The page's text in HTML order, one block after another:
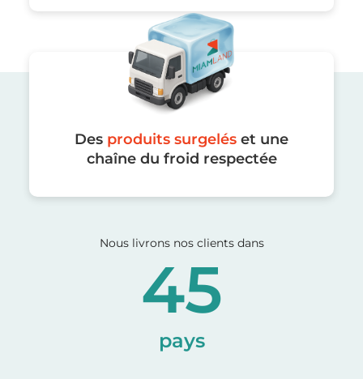
Des produits surgelés et une
chaîne du froid respectée
Nous livrons nos clients dans
45
pays